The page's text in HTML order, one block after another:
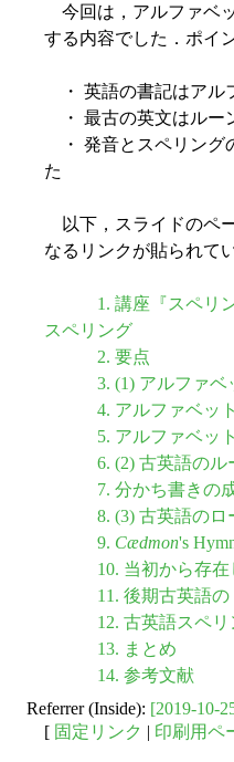
今回は，アルファベ
する内容でした．ポイ
・ 英語の書記はアル
・ 最古の英文はルー
・ 発音とスペリング
た
以下，スライドのペ
なるリンクが貼られて
1. 講座『スペリ
スペリング
2. 要点
3. (1) アルファベ
4. アルファベッ
5. アルファベッ
6. (2) 古英語のル
7. 分かち書きの
8. (3) 古英語の
9. Cædmon's
10. 当初から存
11. 後期古英語の
12. 古英語スペ
13. まとめ
14. 参考文献
Referrer (Inside): [2019-10-
[ 固定リンク | 印刷用ペ